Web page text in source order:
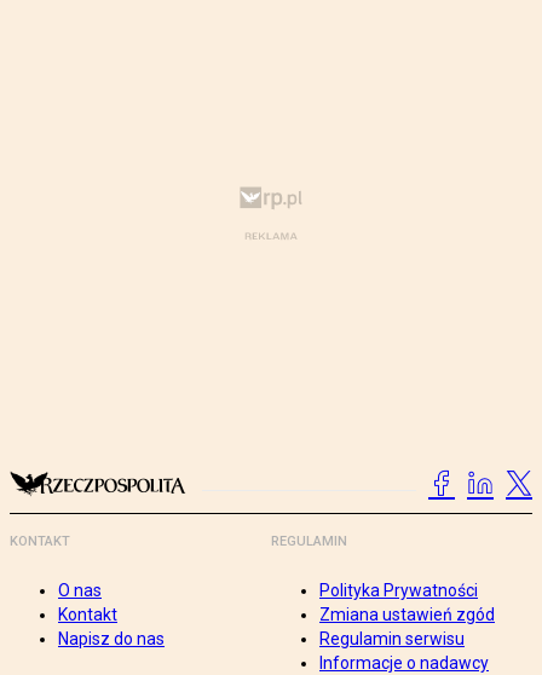
KONTAKT
O nas
Kontakt
Napisz do nas
REGULAMIN
Polityka Prywatności
Zmiana ustawień zgód
Regulamin serwisu
Informacje o nadawcy